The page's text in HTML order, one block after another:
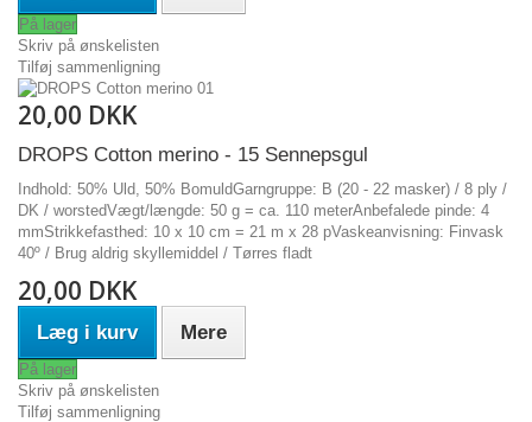
På lager
Skriv på ønskelisten
Tilføj sammenligning
20,00 DKK
DROPS Cotton merino - 15 Sennepsgul
Indhold: 50% Uld, 50% BomuldGarngruppe: B (20 - 22 masker) / 8 ply /
DK / worstedVægt/længde: 50 g = ca. 110 meterAnbefalede pinde: 4
mmStrikkefasthed: 10 x 10 cm = 21 m x 28 pVaskeanvisning: Finvask
40º / Brug aldrig skyllemiddel / Tørres fladt
20,00 DKK
Læg i kurv Mere
På lager
Skriv på ønskelisten
Tilføj sammenligning